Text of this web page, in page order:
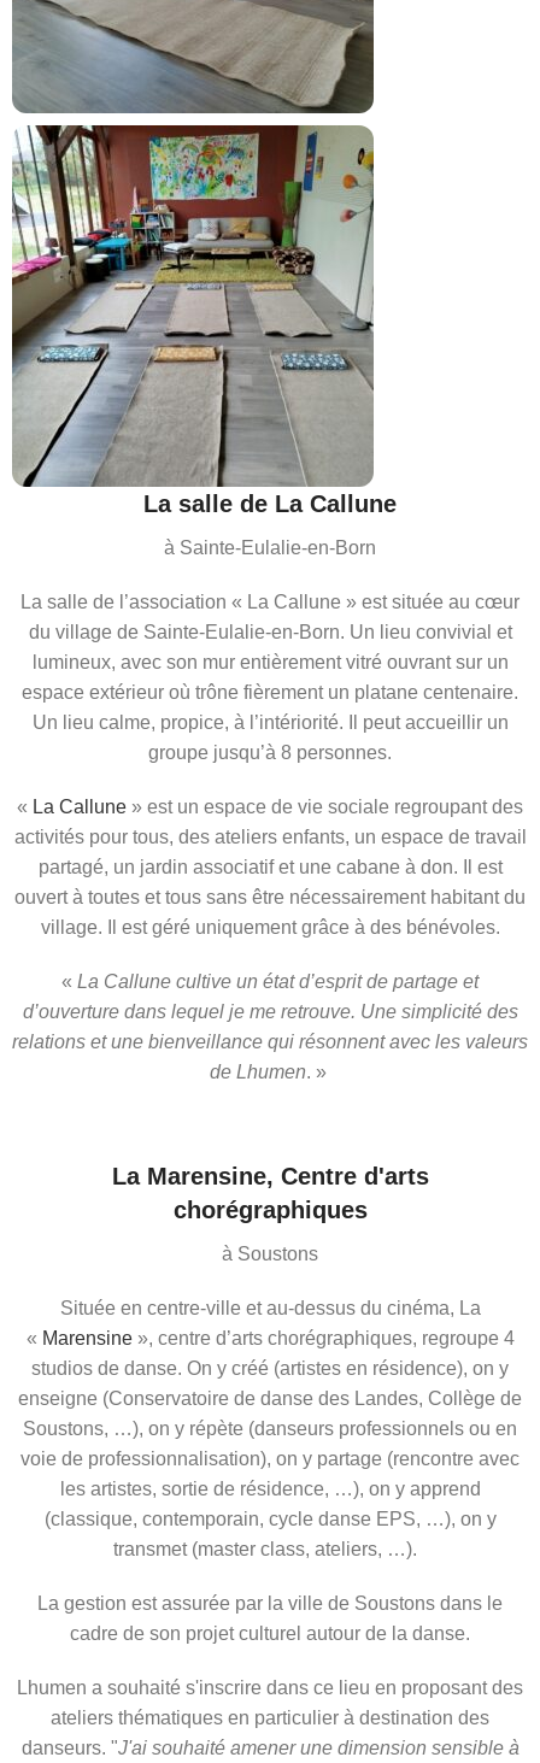
La salle de La Callune
à Sainte-Eulalie-en-Born
La salle de l’association « La Callune » est située au cœur
du village de Sainte-Eulalie-en-Born. Un lieu convivial et
lumineux, avec son mur entièrement vitré ouvrant sur un
espace extérieur où trône fièrement un platane centenaire.
Un lieu calme, propice, à l’intériorité. Il peut accueillir un
groupe jusqu’à 8 personnes.
« La Callune » est un espace de vie sociale regroupant des
activités pour tous, des ateliers enfants, un espace de travail
partagé, un jardin associatif et une cabane à don. Il est
ouvert à toutes et tous sans être nécessairement habitant du
village. Il est géré uniquement grâce à des bénévoles.
« La Callune cultive un état d’esprit de partage et
d’ouverture dans lequel je me retrouve. Une simplicité des
relations et une bienveillance qui résonnent avec les valeurs
de Lhumen. »
La Marensine, Centre d'arts
chorégraphiques
à Soustons
Située en centre-ville et au-dessus du cinéma, La
« Marensine», centre d’arts chorégraphiques, regroupe 4
studios de danse. On y créé (artistes en résidence), on y
enseigne (Conservatoire de danse des Landes, Collège de
Soustons, …), on y répète (danseurs professionnels ou en
voie de professionnalisation), on y partage (rencontre avec
les artistes, sortie de résidence, …), on y apprend
(classique, contemporain, cycle danse EPS, …), on y
transmet (master class, ateliers, …).
La gestion est assurée par la ville de Soustons dans le
cadre de son projet culturel autour de la danse.
Lhumen a souhaité s'inscrire dans ce lieu en proposant des
ateliers thématiques en particulier à destination des
danseurs. "J'ai souhaité amener une dimension sensible à